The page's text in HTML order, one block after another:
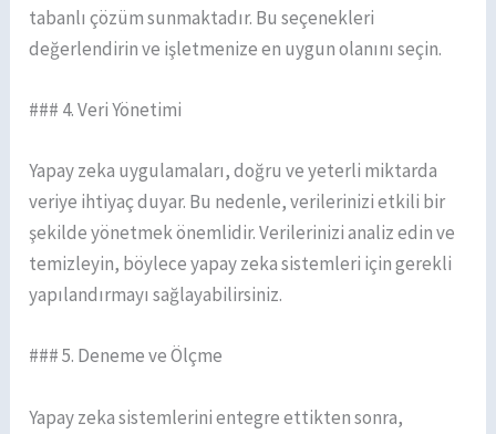
tabanlı çözüm sunmaktadır. Bu seçenekleri
değerlendirin ve işletmenize en uygun olanını seçin.
### 4. Veri Yönetimi
Yapay zeka uygulamaları, doğru ve yeterli miktarda
veriye ihtiyaç duyar. Bu nedenle, verilerinizi etkili bir
şekilde yönetmek önemlidir. Verilerinizi analiz edin ve
temizleyin, böylece yapay zeka sistemleri için gerekli
yapılandırmayı sağlayabilirsiniz.
### 5. Deneme ve Ölçme
Yapay zeka sistemlerini entegre ettikten sonra,